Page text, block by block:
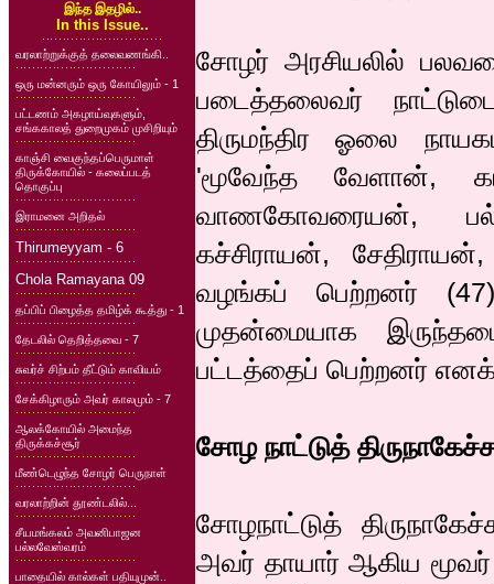
இந்த இதழில்..
In this Issue..
வரலாற்றுக்குத் தலைவணங்கி..
ஒரு மன்னரும் ஒரு கோயிலும் - 1
பட்டணம் அகழாய்வுகளும்,
சங்ககாலத் துறைமுகம் முசிறியும்
காஞ்சி வைகுந்தப்பெருமாள்
திருக்கோயில் - கலைப்படத்
தொகுப்பு
இராமனை அறிதல்
Thirumeyyam - 6
Chola Ramayana 09
தப்பிப் பிழைத்த தமிழ்க் கூத்து - 1
தேடலில் தெறித்தவை - 7
சுவர்ச் சிற்பம் தீட்டும் காவியம்
சேக்கிழாரும் அவர் காலமும் - 7
ஆலக்கோயில் அமைந்த
திருக்கச்சூர்
மீண்டெழுந்த சோழர் பெருநாள்
வரலாற்றின் தூண்டலில்...
சீயமங்கலம் அவனிபாஜன
பல்லவேஸ்வரம்
பாதையில் கால்கள் பதியுமுன்..
சோழர் அரசியலில்
படைத்தலைவர்
திருமந்திர ஓலை
'மூவேந்த வேளான்,
வாணகோவரையன்,
கச்சிராயன்,
வழங்கப் பெற்றனர்
முதன்மையாக
பட்டத்தைப் பெற்றனர்
சோழ நாட்டுத்
சோழநாட்டுத்
அவர் தாயார் ஆகிய